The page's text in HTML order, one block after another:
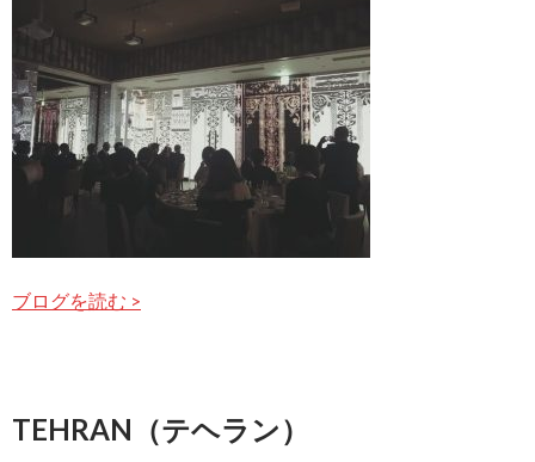
ブログを読む >
TEHRAN（テヘラン）